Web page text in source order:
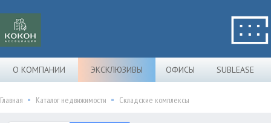
О КОМПАНИИ ЭКСКЛЮЗИВЫ ОФИСЫ SUBLEASE
Главная Каталог недвижимости Складские комплексы